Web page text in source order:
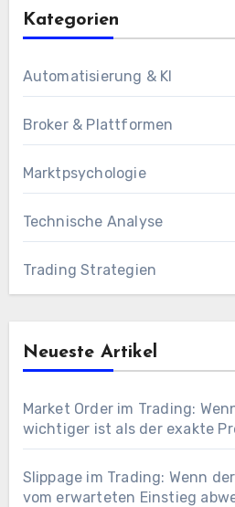
Kategorien
Automatisierung & KI
Broker & Plattformen
Marktpsychologie
Technische Analyse
Trading Strategien
Neueste Artikel
Market Order im Trading:
wichtiger ist als der exakte
Slippage im Trading: Wenn
vom erwarteten Einstieg